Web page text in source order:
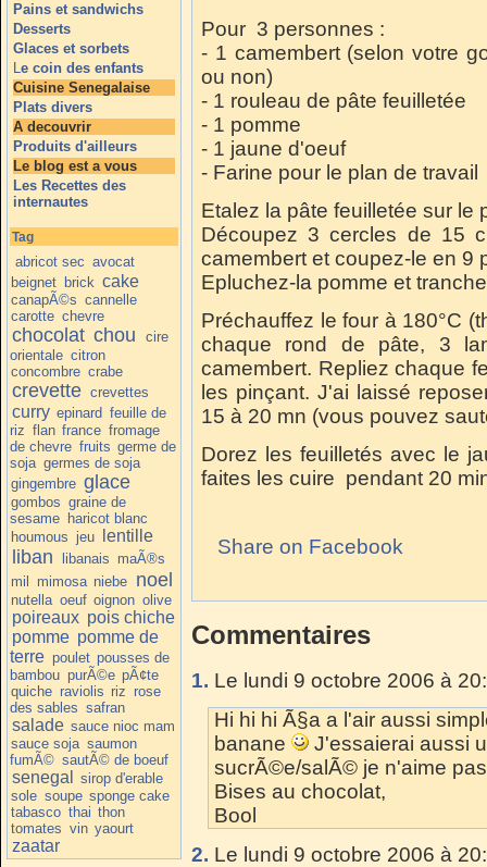
Pains et sandwichs
Desserts
Glaces et sorbets
Le coin des enfants
Cuisine Senegalaise
Plats divers
A decouvrir
Produits d'ailleurs
Le blog est a vous
Les Recettes des
internautes
Tag
abricot sec avocat
beignet brick cake
canapÃ©s cannelle
carotte chevre
chocolat chou
cire
orientale citron
concombre crabe
crevette crevettes
curry epinard feuille de
riz flan france fromage
de chevre fruits germe de
soja germes de soja
gingembre glace
gombos graine de
sesame haricot blanc
houmous jeu lentille
liban libanais maÃ®s
mil mimosa niebe noel
nutella oeuf oignon olive
poireaux pois chiche
pomme pomme de
terre poulet pousses de
bambou purÃ©e pÃ¢te
quiche raviolis riz rose
des sables safran
salade sauce nioc mam
sauce soja saumon
fumÃ© sautÃ© de boeuf
senegal
sirop d'erable
sole soupe sponge cake
tabasco thai thon
tomates vin yaourt
zaatar
Pour 3 personnes :
- 1 camembert (selon votre
ou non)
- 1 rouleau de pâte feuilletée
- 1 pomme
- 1 jaune d'oeuf
- Farine pour le plan de travail
Etalez la pâte feuilletée sur le
Découpez 3 cercles de 15
camembert et coupez-le en
Epluchez-la pomme et
Préchauffez le four à 180°C
chaque rond de pâte, 3
camembert. Repliez chaque
les pinçant. J'ai laissé
15 à 20 mn (vous pouvez
Dorez les feuilletés avec le
faites les cuire pendant 20
Share on Facebook
Commentaires
1. Le lundi 9 octobre 2006 à
Hi hi hi Ã§a a l'air aussi
banane
J'essaierai aussi
sucrÃ©e/salÃ© je n'aime
Bises au chocolat,
Bool
2. Le lundi 9 octobre 2006 à